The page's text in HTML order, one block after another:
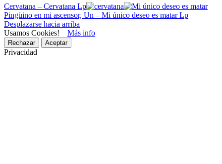
Cervatana – Cervatana Lp
Pingüino en mi ascensor, Un – Mi único deseo es matar Lp
Desplazarse hacia arriba
Usamos Cookies! Más info
Rechazar Aceptar
Privacidad